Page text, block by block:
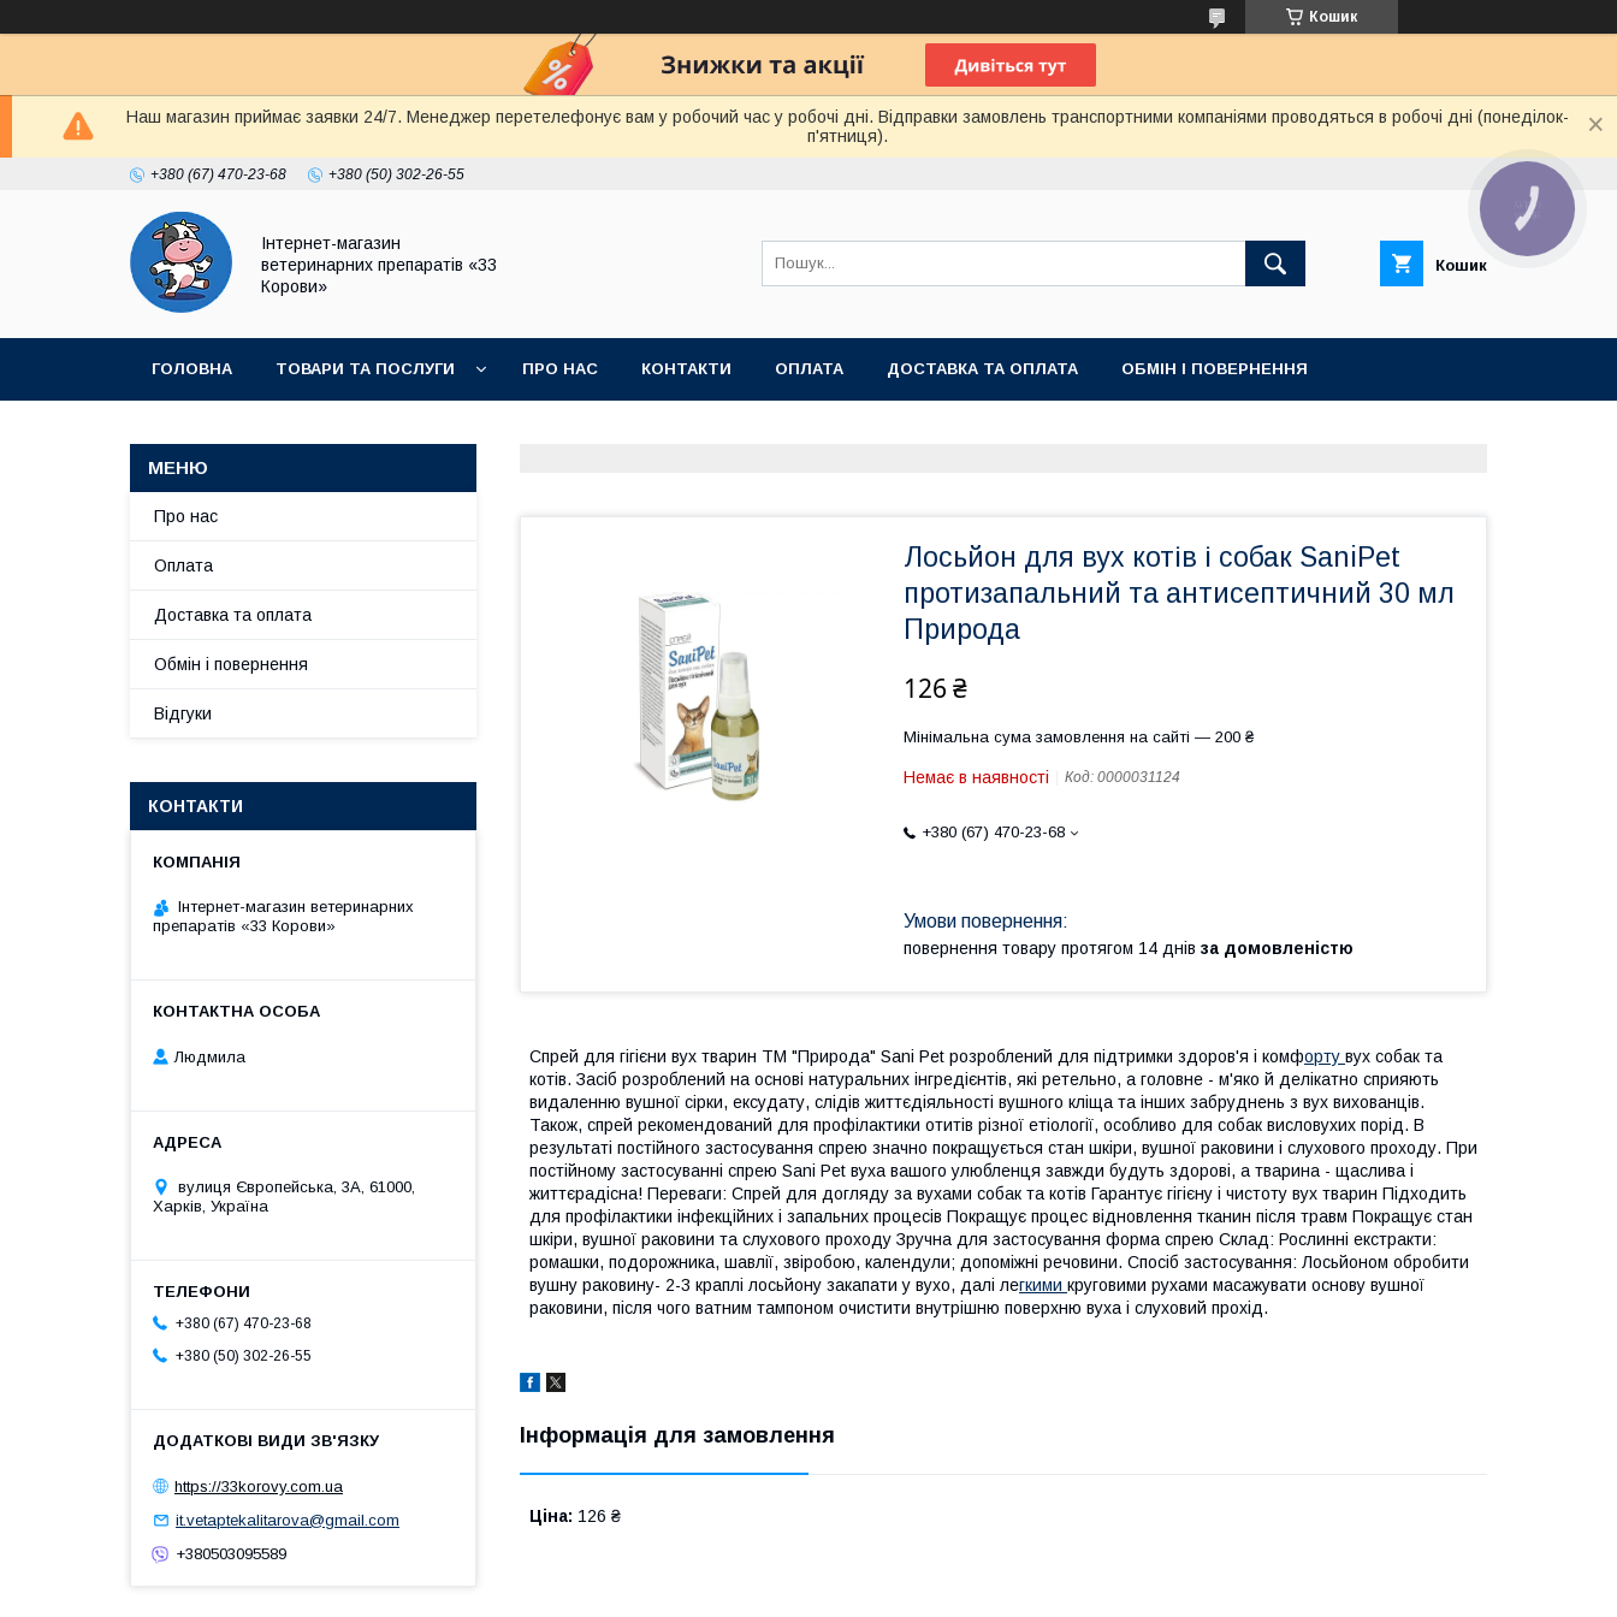
Кошик
Наш магазин приймає заявки 24/7. Менеджер перетелефонує вам у робочий час у робочі дні. Відправки замовлень транспортними компаніями проводяться в робочі дні (понеділок-
п'ятниця).
+380 (67) 470-23-68 +380 (50) 302-26-55
Інтернет-магазин
ветеринарних препаратів «33
Корови»
Кошик
ГОЛОВНА ТОВАРИ ТА ПОСЛУГИ ПРО НАС КОНТАКТИ ОПЛАТА ДОСТАВКА ТА ОПЛАТА ОБМІН І ПОВЕРНЕННЯ
Лосьйон для вух котів і собак SaniPet
протизапальний та антисептичний 30 мл
Природа
126 ₴
Мінімальна сума замовлення на сайті — 200 ₴
Немає в наявності Код: 0000031124
+380 (67) 470-23-68
повернення товару протягом 14 днів за домовленістю
Спрей для гігієни вух тварин ТМ "Природа" Sani Pet розроблений для підтримки здоров'я і комфорту вух собак та
котів. Засіб розроблений на основі натуральних інгредієнтів, які ретельно, а головне - м'яко й делікатно сприяють
видаленню вушної сірки, ексудату, слідів життєдіяльності вушного кліща та інших забруднень з вух вихованців.
Також, спрей рекомендований для профілактики отитів різної етіології, особливо для собак висловухих порід. В
результаті постійного застосування спрею значно покращується стан шкіри, вушної раковини і слухового проходу. При
постійному застосуванні спрею Sani Pet вуха вашого улюбленця завжди будуть здорові, а тварина - щаслива і
життєрадісна! Переваги: Спрей для догляду за вухами собак та котів Гарантує гігієну і чистоту вух тварин Підходить
для профілактики інфекційних і запальних процесів Покращує процес відновлення тканин після травм Покращує стан
шкіри, вушної раковини та слухового проходу Зручна для застосування форма спрею Склад: Рослинні екстракти:
ромашки, подорожника, шавлії, звіробою, календули; допоміжні речовини. Спосіб застосування: Лосьйоном обробити
вушну раковину- 2-3 краплі лосьйону закапати у вухо, далі легкими круговими рухами масажувати основу вушної
раковини, після чого ватним тампоном очистити внутрішню поверхню вуха і слуховий прохід.
Інформація для замовлення
Ціна: 126 ₴
Про нас
Оплата
Доставка та оплата
Обмін і повернення
Відгуки
КОНТАКТИ
Інтернет-магазин ветеринарних
препаратів «33 Корови»
Людмила
вулиця Європейська, 3А, 61000,
Харків, Україна
+380 (67) 470-23-68
+380 (50) 302-26-55
https://33korovy.com.ua
it.vetaptekalitarova@gmail.com
+380503095589
КНОПКА
ЗВ'ЯЗКУ